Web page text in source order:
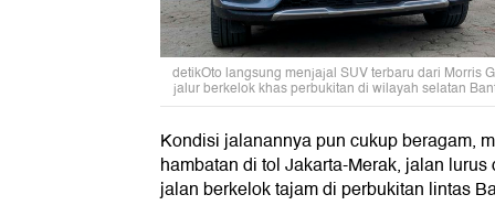
detikOto langsung menjajal SUV terbaru dari Morris
jalur berkelok khas perbukitan di wilayah selatan
Kondisi jalanannya pun cukup beragam,
hambatan di tol Jakarta-Merak, jalan
jalan berkelok tajam di perbukitan lintas